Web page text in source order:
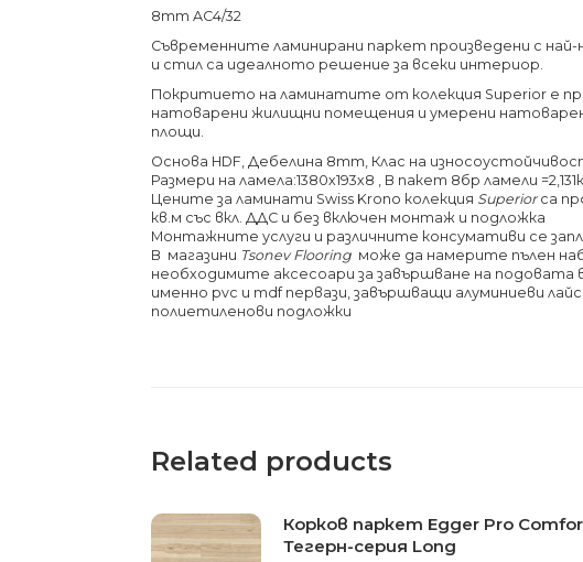
8mm AC4/32
Съвременните ламинирани паркет произведени с
и стил са идеалното решение за всеки интериор.
Покритието на ламинатите от колекция Superior е
натоварени жилищни помещения и умерени
площи.
Основа HDF, Дебелина 8mm, Клас на
Размери на ламела:1380х193х8 , В пакет 8бр ламели
Цените за ламинати Swiss Krono колекция Superiorса
кв.м със вкл. ДДС и без включен монтаж и подложка
Монтажните услуги и различните консумативи се
В магазини Tsonev Flooring може да намерите пълен
необходимите аксесоари за завършване на подовата
именно pvc и mdf первази, завършващи алуминиеви
полиетиленови подложки
Related products
Корков паркет Egger Pro
Тегерн-серия Long